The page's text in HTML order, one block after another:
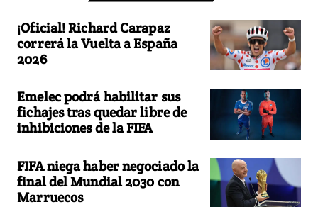
¡Oficial! Richard Carapaz
correrá la Vuelta a España
2026
Emelec podrá habilitar sus
fichajes tras quedar libre de
inhibiciones de la FIFA
FIFA niega haber negociado la
final del Mundial 2030 con
Marruecos